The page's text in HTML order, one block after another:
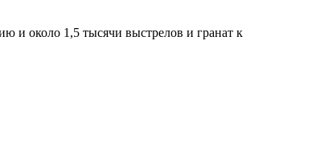
и около 1,5 тысячи выстрелов и гранат к